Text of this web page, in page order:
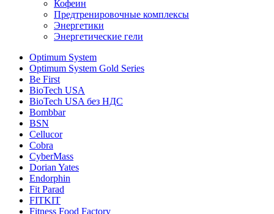
Кофеин
Предтренировочные комплексы
Энергетики
Энергетические гели
Optimum System
Optimum System Gold Series
Be First
BioTech USA
BioTech USA без НДС
Bombbar
BSN
Cellucor
Cobra
CyberMass
Dorian Yates
Endorphin
Fit Parad
FITKIT
Fitness Food Factory